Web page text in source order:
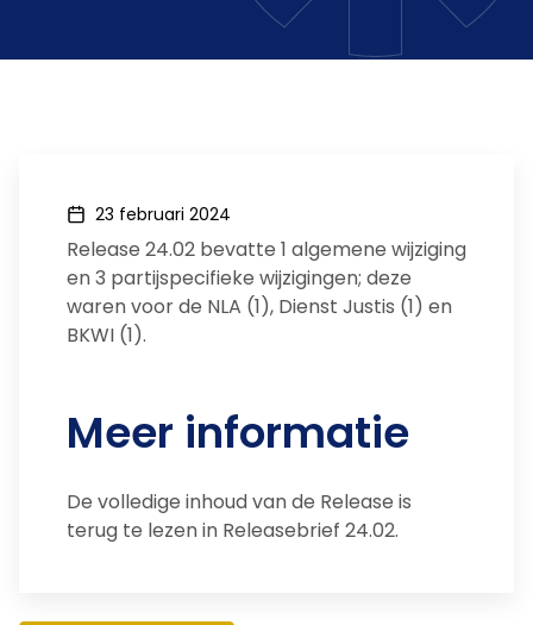
23 februari 2024
Release 24.02 bevatte 1 algemene wijziging
en 3 partijspecifieke wijzigingen; deze
waren voor de NLA (1), Dienst Justis (1) en
BKWI (1).
Meer informatie
De volledige inhoud van de Release is
terug te lezen in Releasebrief 24.02.